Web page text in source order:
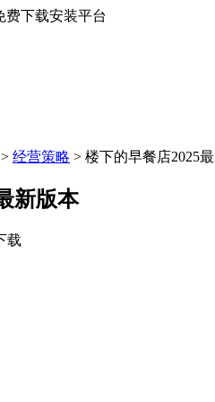
费下载安装平台
> 经营策略 > 楼下的早餐店2025
新版本
载